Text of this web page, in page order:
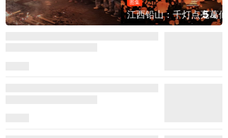
图集
江西铅山：千灯点亮葛仙村 5/6